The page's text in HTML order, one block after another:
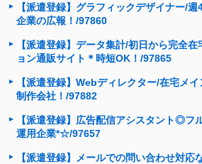
【派遣登録】グラフィックデザイナー/
企業の広報！/97860
【派遣登録】データ集計/初日から完全
ョン通販サイト＊時短OK！/97865
【派遣登録】Webディレクター/在宅メ
制作会社！/97882
【派遣登録】広告配信アシスタント◎フ
運用企業*☆/97657
【派遣登録】メールでの問い合わせ対応